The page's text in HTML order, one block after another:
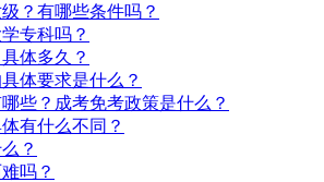
？有哪些条件吗？
专科吗？
体多久？
体要求是什么？
些？成考免考政策是什么？
有什么不同？
？
吗？